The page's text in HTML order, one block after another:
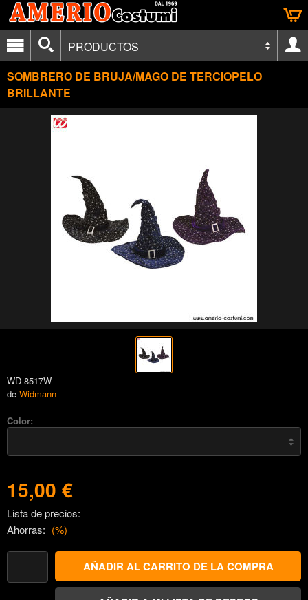
PRODUCTOS
SOMBRERO DE BRUJA/MAGO DE TERCIOPELO
BRILLANTE
WD-8517W
de Widmann
Color:
15,00 €
Lista de precios:
Ahorras: (%)